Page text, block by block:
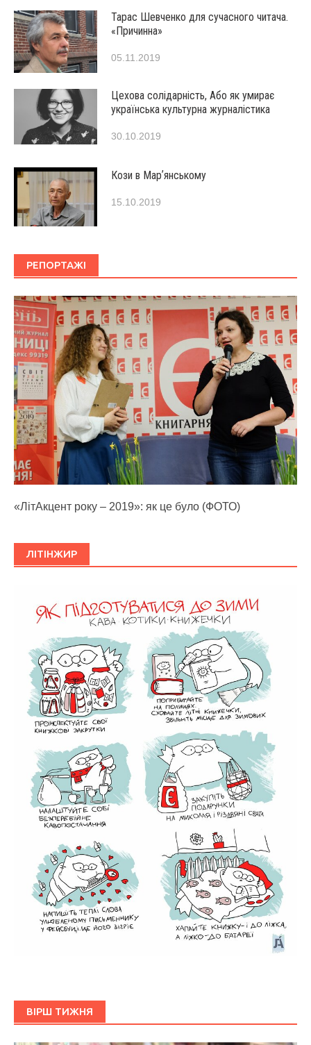
Тарас Шевченко для сучасного читача.
«Причинна»
05.11.2019
Цехова солідарність, Або як умирає
українська культурна журналістика
30.10.2019
Кози в Марʼянському
15.10.2019
РЕПОРТАЖІ
«ЛітАкцент року – 2019»: як це було (ФОТО)
ЛІТІНЖИР
ВІРШ ТИЖНЯ